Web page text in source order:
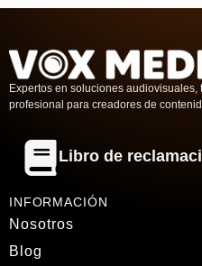
Expertos en soluciones
profesional para creadores de
Libro de
INFORMACIÓN
Nosotros
Blog